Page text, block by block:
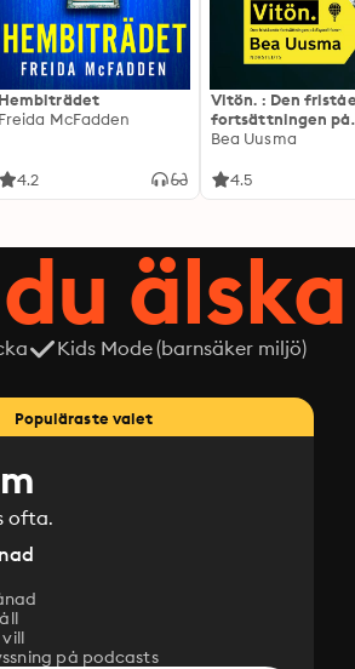
Hembiträdet
Freida McFadden
4.2
Vitön. : Den
fortsättningen på
Expeditionen
Bea Uusma
4.5
Kids Mode (barnsäker miljö)
Populäraste valet
ofta.
på podcasts